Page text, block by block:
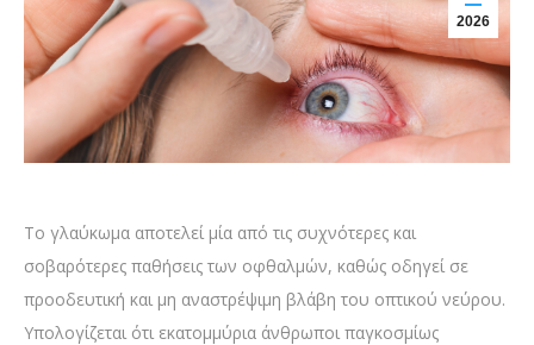
2026
Το γλαύκωμα αποτελεί μία από τις συχνότερες και
σοβαρότερες παθήσεις των οφθαλμών, καθώς οδηγεί σε
προοδευτική και μη αναστρέψιμη βλάβη του οπτικού νεύρου.
Υπολογίζεται ότι εκατομμύρια άνθρωποι παγκοσμίως